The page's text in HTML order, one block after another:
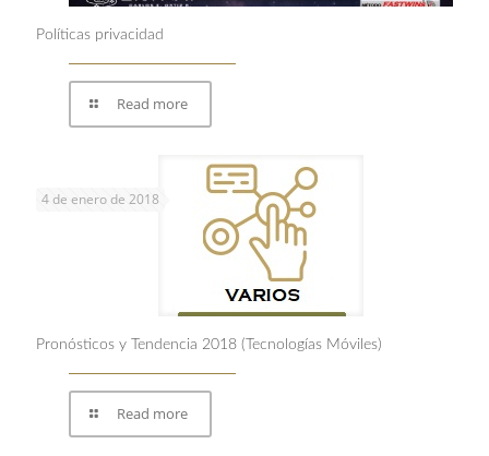
Políticas privacidad
Read more
4 de enero de 2018
Pronósticos y Tendencia 2018 (Tecnologías Móviles)
Read more